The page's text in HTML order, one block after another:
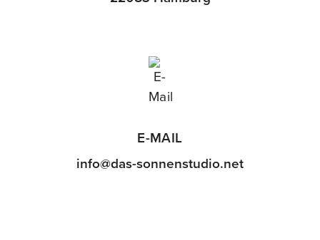
E-MAIL
info@das-sonnenstudio.net